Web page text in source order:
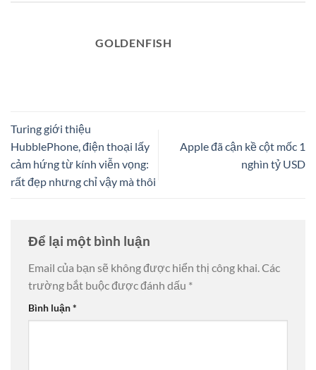
GOLDENFISH
Turing giới thiệu
HubblePhone, điện thoại lấy
cảm hứng từ kính viễn vọng:
rất đẹp nhưng chỉ vậy mà thôi
Apple đã cận kề cột mốc 1
nghìn tỷ USD
Để lại một bình luận
Email của bạn sẽ không được hiển thị công khai.Các
trường bắt buộc được đánh dấu *
Bình luận*